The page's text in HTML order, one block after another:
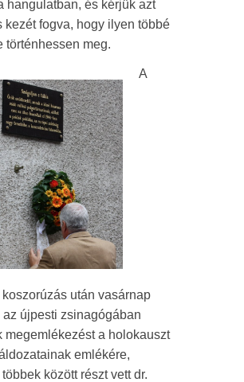
hangulatban, és kérjük azt
kezét fogva, hogy ilyen többé
történhessen meg.
A
után vasárnap
az újpesti zsinagógában
megemlékezést a holokauszt
emlékére,
között részt vett dr.